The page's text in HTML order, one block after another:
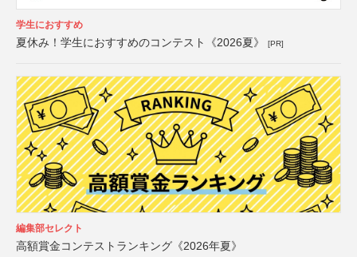
学生におすすめ
夏休み！学生におすすめのコンテスト《2026夏》 [PR]
編集部セレクト
高額賞金コンテストランキング《2026年夏》